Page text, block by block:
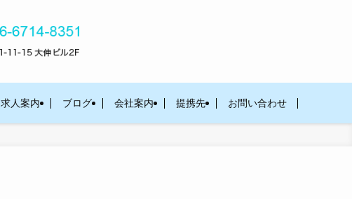
求人案内 ブログ 会社案内 提携先 お問い合わせ